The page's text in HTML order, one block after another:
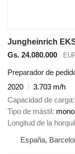
Jungheinrich
Gs. 24.080.000
Preparador de
2020
3.703 m/h
Capacidad de carga
Tipo de mástil
Longitud de la
España,